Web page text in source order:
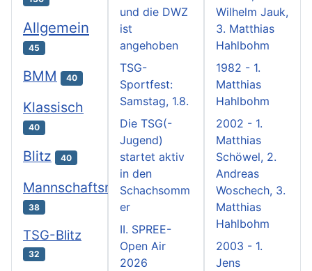
Allgemein
45
BMM 40
Klassisch
40
Blitz 40
Mannschaftsmeisterschaften
38
TSG-Blitz
32
und die DWZ
ist
angehoben
TSG-
Sportfest:
Samstag, 1.8.
Die TSG(-
Jugend)
startet aktiv
in den
Schachsomm
er
II. SPREE-
Open Air
2026
Wilhelm Jauk,
3. Matthias
Hahlbohm
1982 - 1.
Matthias
Hahlbohm
2002 - 1.
Matthias
Schöwel, 2.
Andreas
Woschech, 3.
Matthias
Hahlbohm
2003 - 1.
Jens